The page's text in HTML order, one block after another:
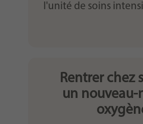
l'unité de soins
Rentrer chez
un nouveau-